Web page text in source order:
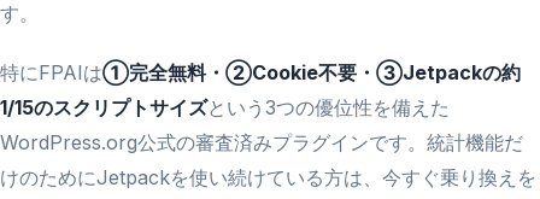
す。
特にFPAIは①完全無料・②Cookie不要・③Jetpackの約
1/15のスクリプトサイズという3つの優位性を備えた
WordPress.org公式の審査済みプラグインです。統計機能だ
けのためにJetpackを使い続けている方は、今すぐ乗り換えを